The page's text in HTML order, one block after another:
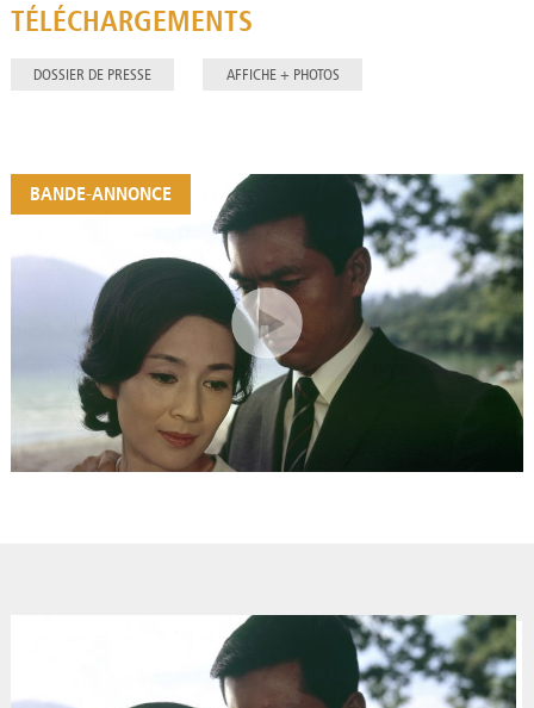
TÉLÉCHARGEMENTS
DOSSIER DE PRESSE AFFICHE + PHOTOS
BANDE-ANNONCE